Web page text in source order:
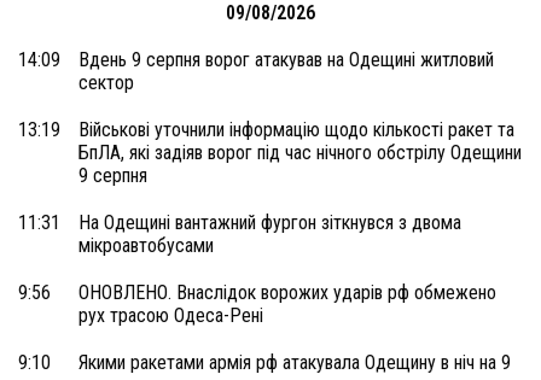
09/08/2026
14:09
Вдень 9 серпня ворог атакував на Одещині житловий
сектор
13:19
Військові уточнили інформацію щодо кількості ракет та
БпЛА, які задіяв ворог під час нічного обстрілу Одещини
9 серпня
11:31
На Одещині вантажний фургон зіткнувся з двома
мікроавтобусами
9:56
ОНОВЛЕНО. Внаслідок ворожих ударів рф обмежено
рух трасою Одеса-Рені
9:10
Якими ракетами армія рф атакувала Одещину в ніч на 9